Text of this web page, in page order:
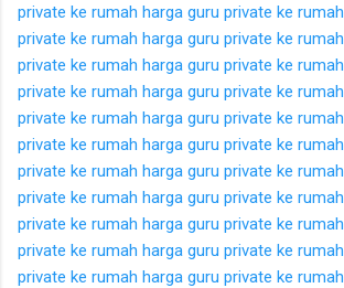
private ke rumah harga guru private ke rumah
private ke rumah harga guru private ke rumah
private ke rumah harga guru private ke rumah
private ke rumah harga guru private ke rumah
private ke rumah harga guru private ke rumah
private ke rumah harga guru private ke rumah
private ke rumah harga guru private ke rumah
private ke rumah harga guru private ke rumah
private ke rumah harga guru private ke rumah
private ke rumah harga guru private ke rumah
private ke rumah harga guru private ke rumah